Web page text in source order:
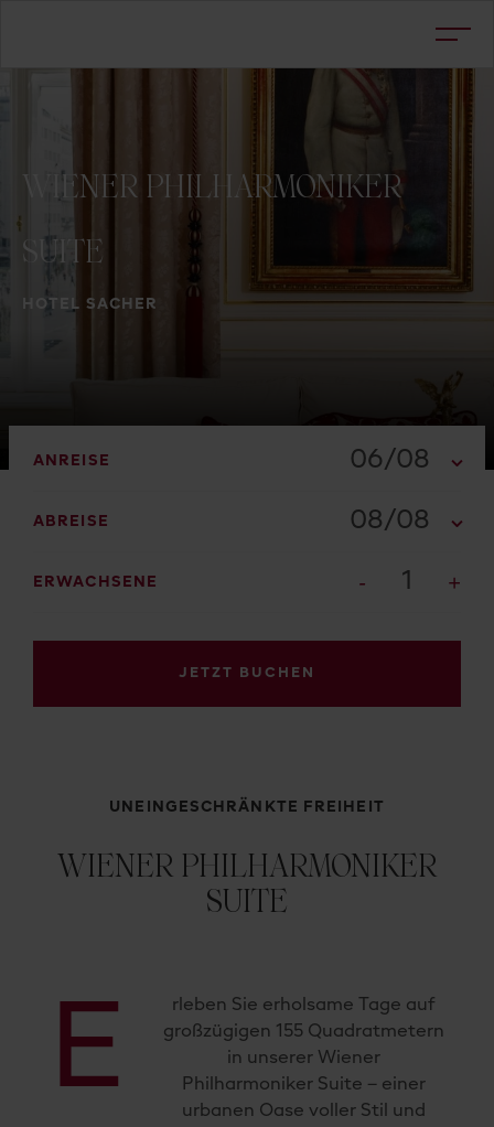
HOTEL SACHER
WIENER PHILHARMONIKER
SUITE
ANREISE 06/08
ABREISE 08/08
ERWACHSENE 1
JETZT BUCHEN
UNEINGESCHRÄNKTE FREIHEIT
WIENER PHILHARMONIKER
SUITE
E
rleben Sie erholsame Tage auf
großzügigen 155 Quadratmetern
in unserer Wiener
Philharmoniker Suite – einer
urbanen Oase voller Stil und